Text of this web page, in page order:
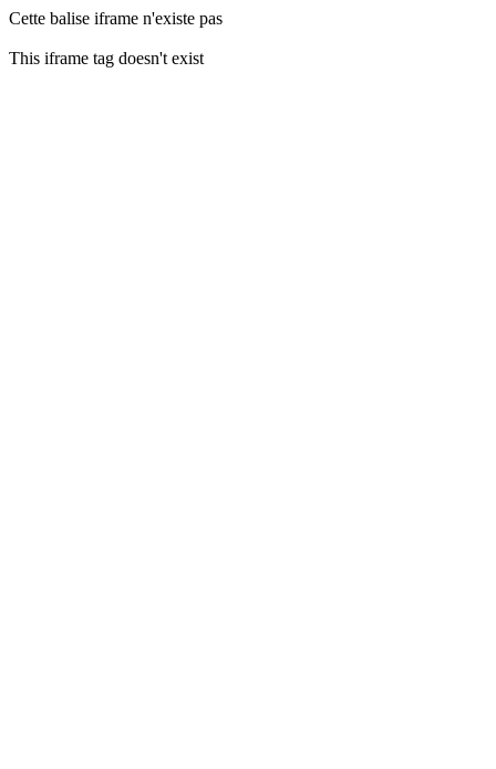
Cette balise iframe n'existe pas
This iframe tag doesn't exist